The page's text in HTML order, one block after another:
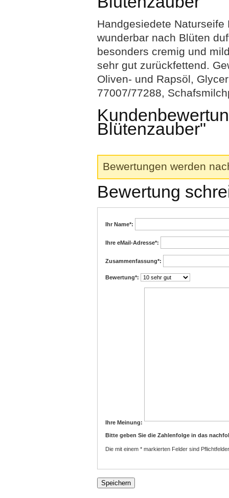
Handgesiedete
wunderbar nach Blüten
besonders cremig und
sehr gut zurückfettend.
Oliven- und Rapsöl,
77007/77288,
Blütenzauber"
Bewertungen werden
Bewertung
Ihr Name*:
Ihre eMail-Adresse*:
Zusammenfassung*:
Bewertung*:
Ihre Meinung:
Bitte geben Sie die Zahlenfolge in das
Die mit einem * markierten Felder sind